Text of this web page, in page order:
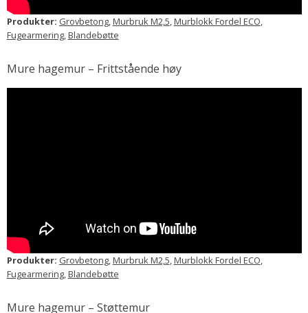
Produkter: Grovbetong,Murbruk M2,5,Murblokk Fordel ECO,
Fugearmering,Blandebøtte
Mure hagemur – Frittstående høy
Produkter: Grovbetong,Murbruk M2,5,Murblokk Fordel ECO,
Fugearmering,Blandebøtte
Mure hagemur – Støttemur